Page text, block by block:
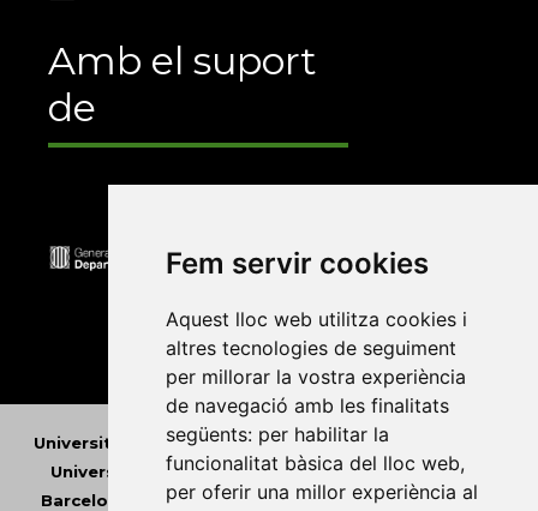
Fem servir cookies
Aquest lloc web utilitza cookies i
altres tecnologies de seguiment
per millorar la vostra experiència
de navegació amb les finalitats
següents: per habilitar la
funcionalitat bàsica del lloc web,
per oferir una millor experiència al
Amb el suport
de
Universitat Abat Oliba CEU•Universitat d'Alacant
Universitat d'Andorra•Universitat Autònoma de
Barcelona
Universitat de Barcelona• Universitat